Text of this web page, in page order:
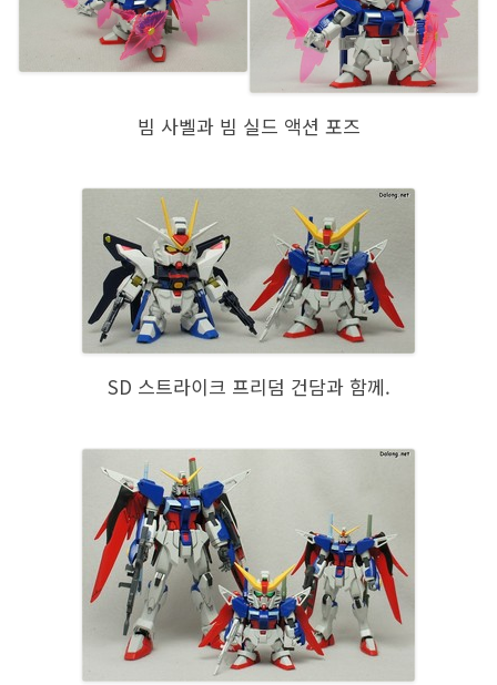
빔 사벨과 빔 실드 액션 포즈
SD 스트라이크 프리덤 건담과 함께.